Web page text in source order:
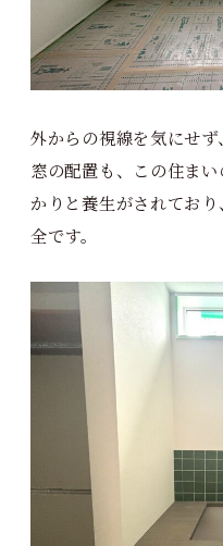
外からの視線を気にせ
窓の配置も、この住ま
かりと養生がされてお
全です。